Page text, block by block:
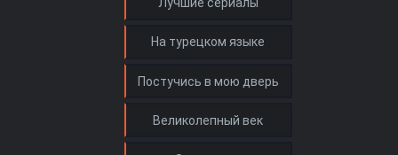
На турецком языке